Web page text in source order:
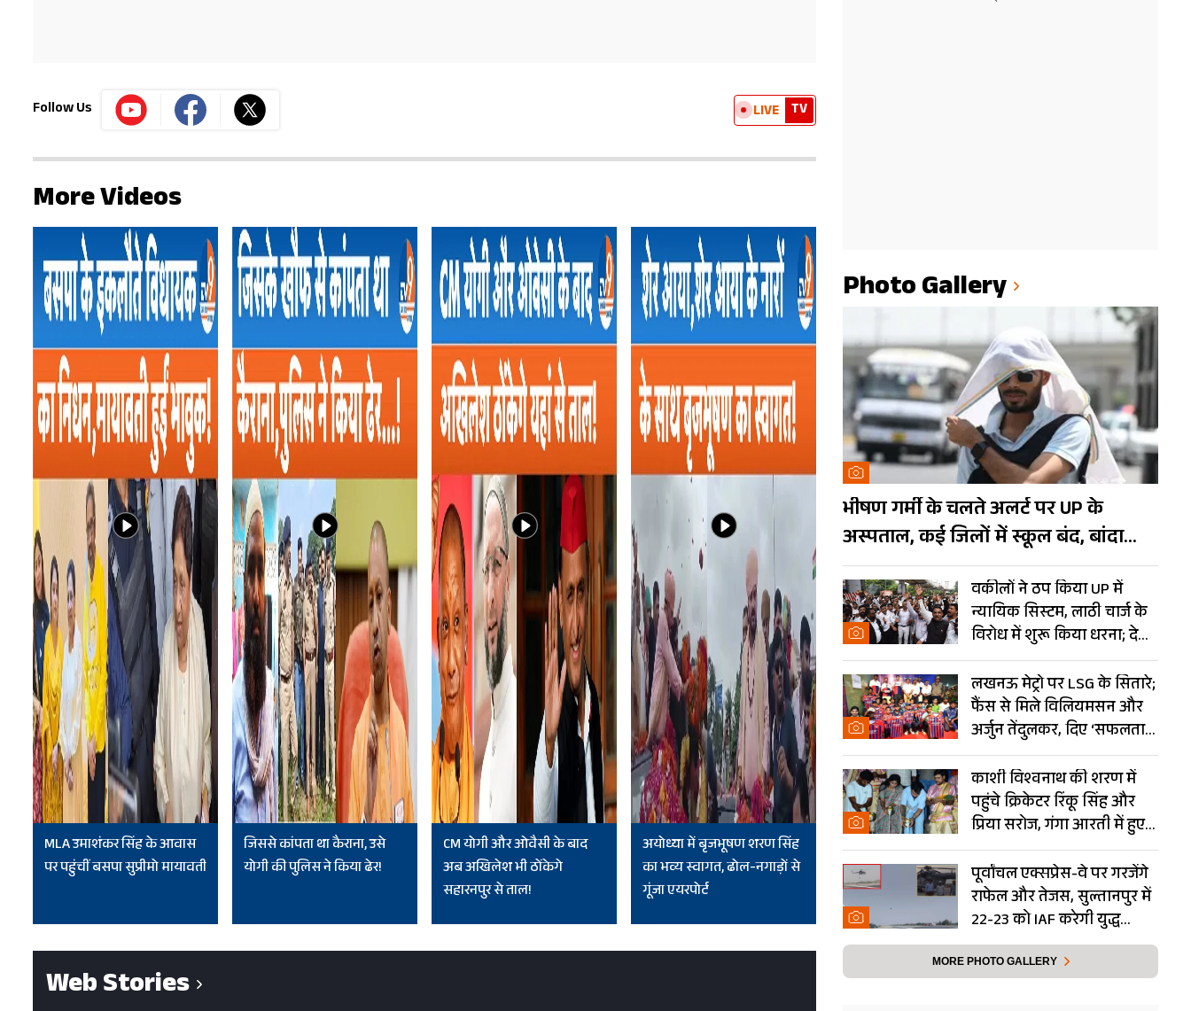
Follow Us LIVE TV
More Videos
MLA उमाशंकर सिंह के आवास
पर पहुंचीं बसपा सुप्रीमो मायावती
जिससे कांपता था कैराना, उसे
योगी की पुलिस ने किया ढेर!
CM योगी और ओवैसी के बाद
अब अखिलेश भी ठोंकेगे
सहारनपुर से ताल!
अयोध्या में बृजभूषण शरण सिंह
का भव्य स्वागत, ढोल-नगाड़ों से
गूंजा एयरपोर्ट
Web Stories
Photo Gallery
भीषण गर्मी के चलते अलर्ट पर UP के
अस्पताल, कई जिलों में स्कूल बंद, बांदा
दुनिया का तीसरा सबसे गर्म शहर
वकीलों ने ठप किया UP में
न्यायिक सिस्टम, लाठी चार्ज के
विरोध में शुरू किया धरना; देखें
Photos
लखनऊ मेट्रो पर LSG के सितारे;
फैंस से मिले विलियमसन और
अर्जुन तेंदुलकर, दिए ‘सफलता
के मंत्र’- PHOTOS
काशी विश्वनाथ की शरण में
पहुंचे क्रिकेटर रिंकू सिंह और
प्रिया सरोज, गंगा आरती में हुए
शामिल- Photos
पूर्वांचल एक्सप्रेस-वे पर गरजेंगे
राफेल और तेजस, सुल्तानपुर में
22-23 को IAF करेगी युद्ध
अभ्यास
MORE PHOTO GALLERY